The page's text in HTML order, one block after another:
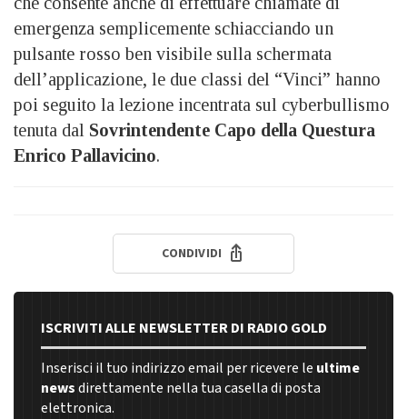
emergenza semplicemente schiacciando un
pulsante rosso ben visibile sulla schermata
dell’applicazione, le due classi del “Vinci” hanno
poi seguito la lezione incentrata sul cyberbullismo
tenuta dal Sovrintendente Capo della Questura
Enrico Pallavicino.
CONDIVIDI
ISCRIVITI ALLE NEWSLETTER DI RADIO GOLD
Inserisci il tuo indirizzo email per ricevere le ultime
newsdirettamente nella tua casella di posta
elettronica.